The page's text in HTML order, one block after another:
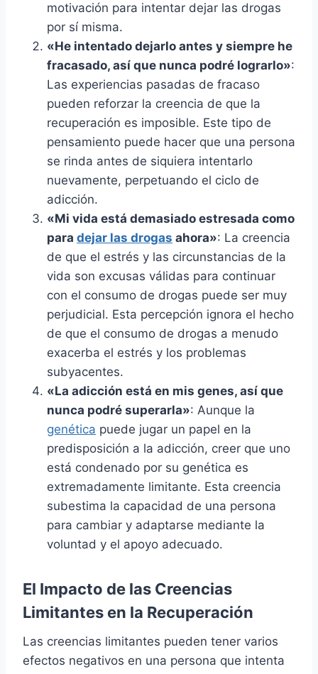
motivación para intentar dejar las drogas
por sí misma.
«He intentado dejarlo antes y siempre he
fracasado, así que nunca podré lograrlo»:
Las experiencias pasadas de fracaso
pueden reforzar la creencia de que la
recuperación es imposible. Este tipo de
pensamiento puede hacer que una persona
se rinda antes de siquiera intentarlo
nuevamente, perpetuando el ciclo de
adicción.
«Mi vida está demasiado estresada como
para dejar las drogas ahora»: La creencia
de que el estrés y las circunstancias de la
vida son excusas válidas para continuar
con el consumo de drogas puede ser muy
perjudicial. Esta percepción ignora el hecho
de que el consumo de drogas a menudo
exacerba el estrés y los problemas
subyacentes.
«La adicción está en mis genes, así que
nunca podré superarla»: Aunque la
genética puede jugar un papel en la
predisposición a la adicción, creer que uno
está condenado por su genética es
extremadamente limitante. Esta creencia
subestima la capacidad de una persona
para cambiar y adaptarse mediante la
voluntad y el apoyo adecuado.
El Impacto de las Creencias
Limitantes en la Recuperación
Las creencias limitantes pueden tener varios
efectos negativos en una persona que intenta